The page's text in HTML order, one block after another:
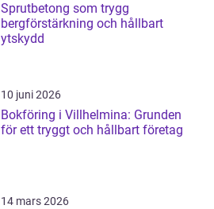
Sprutbetong som trygg
bergförstärkning och hållbart
ytskydd
10 juni 2026
Bokföring i Villhelmina: Grunden
för ett tryggt och hållbart företag
14 mars 2026